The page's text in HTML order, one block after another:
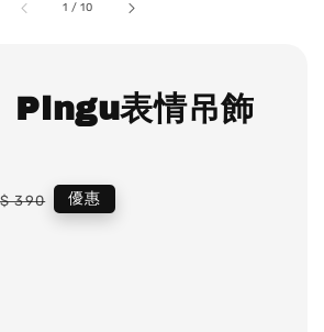
1 /10
Pingu表情吊飾
390 優惠